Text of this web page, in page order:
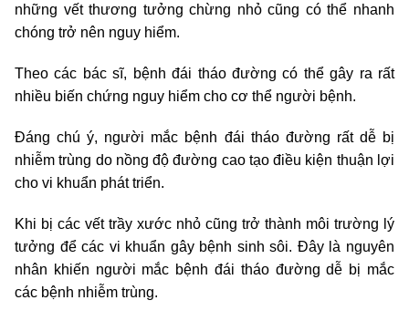
những vết thương tưởng chừng nhỏ cũng có thể nhanh
chóng trở nên nguy hiểm.
Theo các bác sĩ, bệnh đái tháo đường có thể gây ra rất
nhiều biến chứng nguy hiểm cho cơ thể người bệnh.
Đáng chú ý, người mắc bệnh đái tháo đường rất dễ bị
nhiễm trùng do nồng độ đường cao tạo điều kiện thuận lợi
cho vi khuẩn phát triển.
Khi bị các vết trầy xước nhỏ cũng trở thành môi trường lý
tưởng để các vi khuẩn gây bệnh sinh sôi. Đây là nguyên
nhân khiến người mắc bệnh đái tháo đường dễ bị mắc
các bệnh nhiễm trùng.